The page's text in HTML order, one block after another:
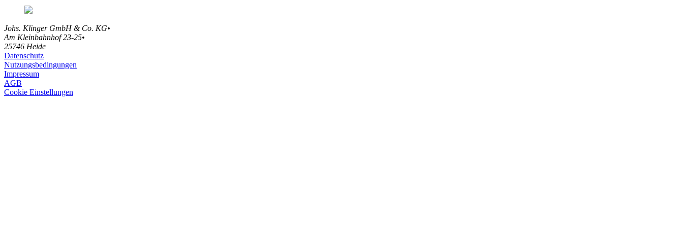
Johs. Klinger GmbH & Co. KG•
Am Kleinbahnhof 23-25•
25746 Heide
Datenschutz
Nutzungsbedingungen
Impressum
AGB
Cookie Einstellungen